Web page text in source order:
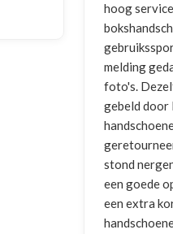
hoog
melding
foto's.
gebeld door
stond
een goede
een extra